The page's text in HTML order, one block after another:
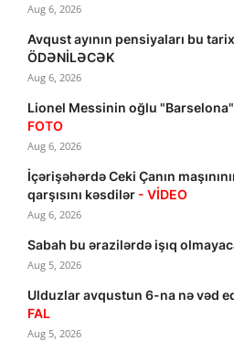
Aug 6, 2026
Avqust ayının pensiyaları bu
ÖDƏNİLƏCƏK
Aug 6, 2026
Lionel Messinin oğlu
FOTO
Aug 6, 2026
İçərişəhərdə Ceki Çanın
qarşısını kəsdilər - VİDEO
Aug 6, 2026
Sabah bu ərazilərdə işıq
Aug 5, 2026
Ulduzlar avqustun 6-na nə vəd
FAL
Aug 5, 2026